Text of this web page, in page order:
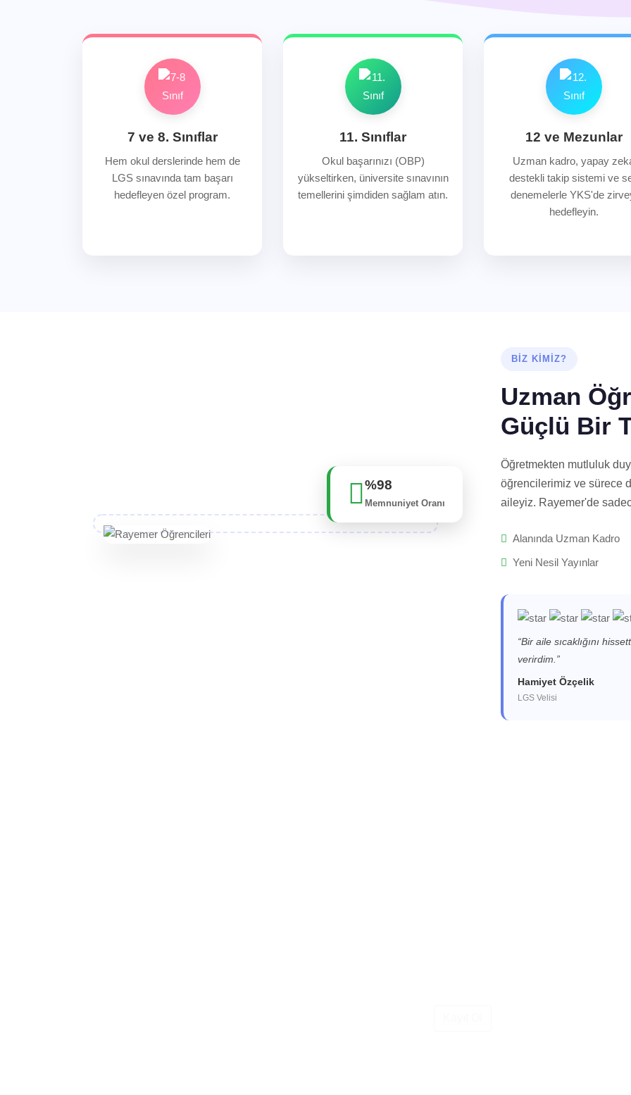
7 ve 8. Sınıflar
Hem okul derslerinde hem de
LGS sınavında tam başarı
hedefleyen özel program.
11. Sınıflar
Okul başarınızı (OBP)
yükseltirken, üniversite sınavının
temellerini şimdiden sağlam atın.
12 ve Mezunlar
Uzman kadro, yapay
destekli takip sistemi ve
denemelerle YKS'de
hedefleyin.
%98
Memnuniyet Oranı
BIZ KIMIZ?
Uzman
Güçlü Bir
Öğretmekten mutluluk
öğrencilerimiz ve sürece
aileyiz. Rayemer'de
Alanında Uzman Kadro
Yeni Nesil Yayınlar
“Bir aile sıcaklığını
verirdim.”
Hamiyet Özçelik
LGS Velisi